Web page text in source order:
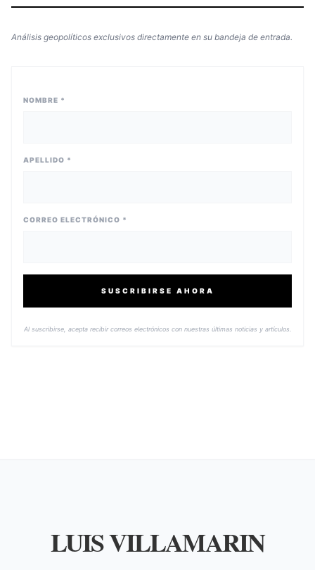
Análisis geopolíticos exclusivos directamente en su bandeja de entrada.
NOMBRE *
APELLIDO *
CORREO ELECTRÓNICO *
SUSCRIBIRSE AHORA
Al suscribirse, acepta recibir correos electrónicos con nuestras últimas noticias y artículos.
LUIS VILLAMARIN